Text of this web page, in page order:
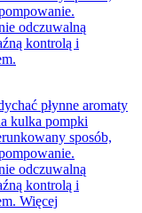
odczuwalną
kontrolą i
płynne aromaty
kulka pompki
sposób,
odczuwalną
kontrolą i
Więcej